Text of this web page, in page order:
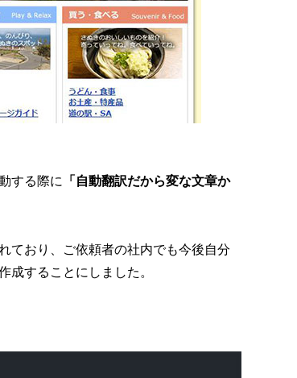
する際に 「自動翻訳だから変な文章か
ており、ご依頼者の社内でも今後自分
することにしました。